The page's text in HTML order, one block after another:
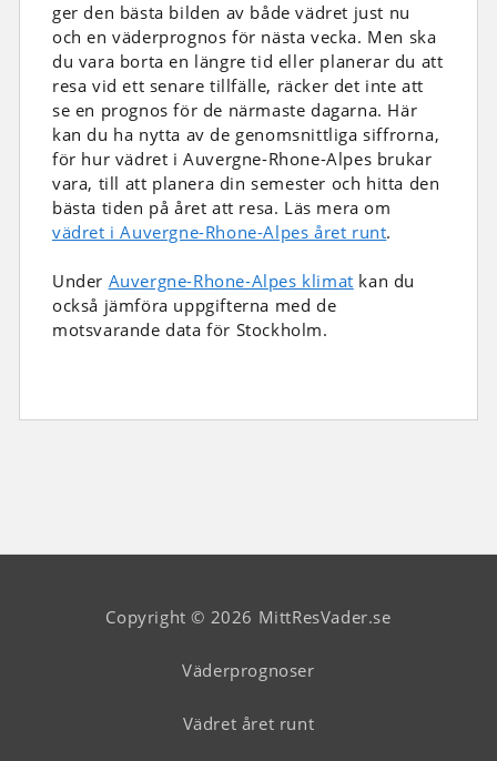
ger den bästa bilden av både vädret just nu
och en väderprognos för nästa vecka. Men ska
du vara borta en längre tid eller planerar du att
resa vid ett senare tillfälle, räcker det inte att
se en prognos för de närmaste dagarna. Här
kan du ha nytta av de genomsnittliga siffrorna,
för hur vädret i Auvergne-Rhone-Alpes brukar
vara, till att planera din semester och hitta den
bästa tiden på året att resa. Läs mera om
vädret i Auvergne-Rhone-Alpes året runt.
Under Auvergne-Rhone-Alpes klimat kan du
också jämföra uppgifterna med de
motsvarande data för Stockholm.
Copyright © 2026 MittResVader.se
Väderprognoser
Vädret året runt